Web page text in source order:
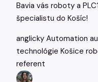
Bavia vás roboty a
špecialistu do Košíc!
anglicky Automation
technológie Košice
referent